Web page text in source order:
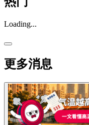
Loading...
更多消息